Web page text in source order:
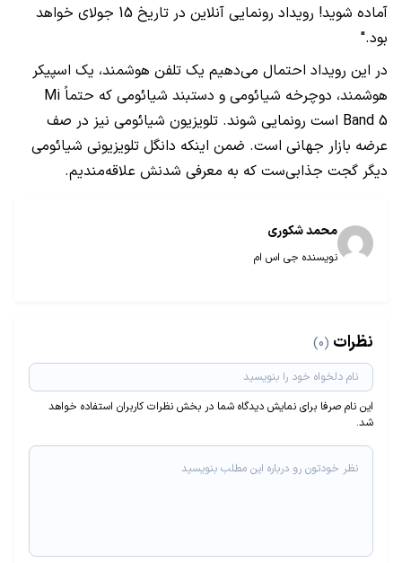
آماده شوید! رویداد رونمایی آنلاین در تاریخ 15 جولای خواهد
بود."
در این رویداد احتمال می‌دهیم یک تلفن هوشمند، یک اسپیکر
هوشمند، دوچرخه شیائومی و دستبند شیائومی که حتماً Mi
Band 5 است رونمایی شوند. تلویزیون شیائومی نیز در صف
عرضه بازار جهانی است. ضمن اینکه دانگل تلویزیونی شیائومی
دیگر گجت جذابی‌ست که به معرفی شدنش علاقه‌مندیم.
محمد شکوری
نویسنده جی اس ام
نظرات (0)
این نام صرفا برای نمایش دیدگاه شما در بخش نظرات کاربران استفاده خواهد
شد.